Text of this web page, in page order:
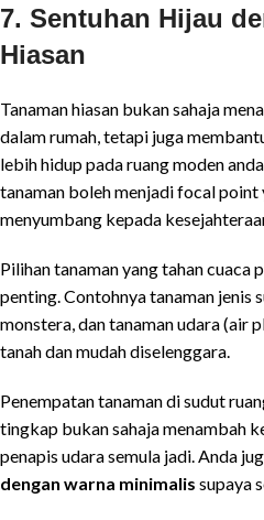
7. Sentuhan Hijau
Hiasan
Tanaman hiasan bukan sahaja
dalam rumah, tetapi juga
lebih hidup pada ruang moden
tanaman boleh menjadi focal point
menyumbang kepada
Pilihan tanaman yang tahan cuaca
penting. Contohnya tanaman jenis
monstera, dan tanaman udara (air
tanah dan mudah diselenggara.
Penempatan tanaman di sudut
tingkap bukan sahaja menambah
penapis udara semula jadi. Anda
dengan warna minimalis supaya